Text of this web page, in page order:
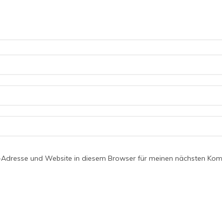
und Website in diesem Browser für meinen nächsten